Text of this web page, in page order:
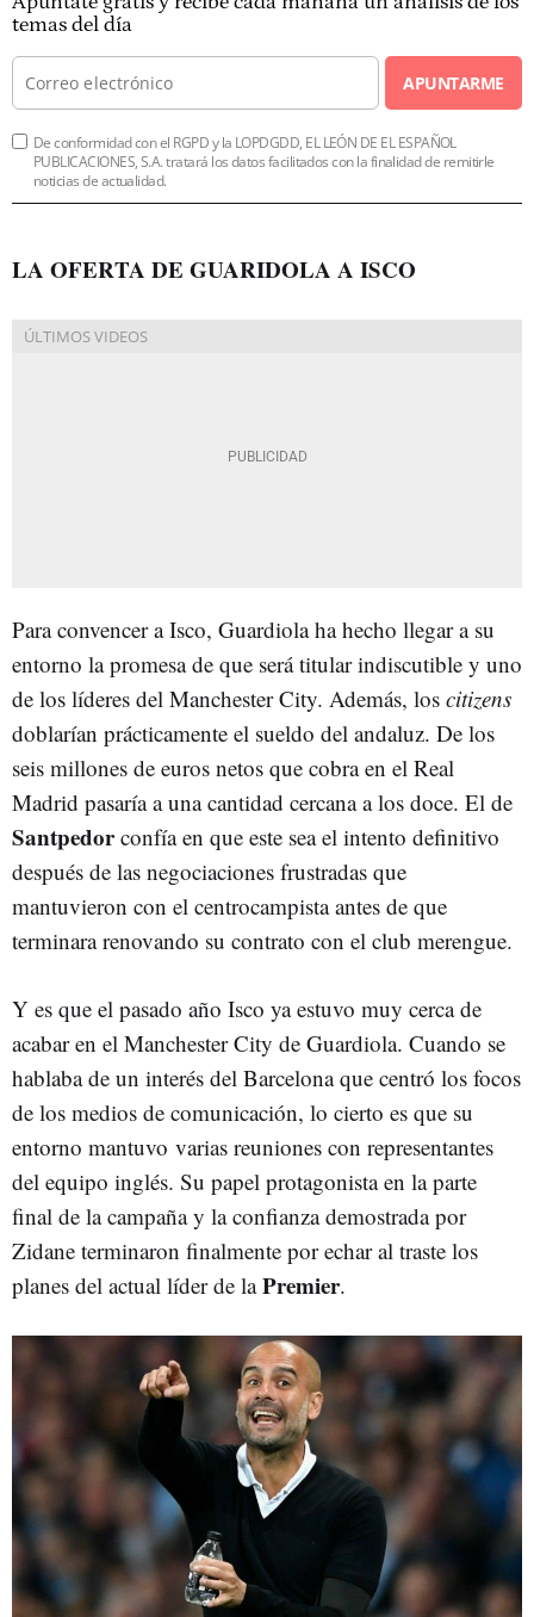
temas del día
APUNTARME
De conformidad con el RGPD y la LOPDGDD, EL LEÓN DE EL ESPAÑOL
PUBLICACIONES, S.A. tratará los datos facilitados con la finalidad de remitirle
noticias de actualidad.
LA OFERTA DE GUARIDOLA A ISCO
Para convencer a Isco, Guardiola ha hecho llegar a su
entorno la promesa de que será titular indiscutible y uno
de los líderes del Manchester City. Además, los citizens
doblarían prácticamente el sueldo del andaluz. De los
seis millones de euros netos que cobra en el Real
Madrid pasaría a una cantidad cercana a los doce. El de
Santpedorconfía en que este sea el intento definitivo
después de las negociaciones frustradas que
mantuvieron con el centrocampista antes de que
terminara renovando su contrato con el club merengue.
Y es que el pasado año Isco ya estuvo muy cerca de
acabar en el Manchester City de Guardiola. Cuando se
hablaba de un interés del Barcelona que centró los focos
de los medios de comunicación, lo cierto es que su
entorno mantuvo varias reuniones con representantes
del equipo inglés. Su papel protagonista en la parte
final de la campaña y la confianza demostrada por
Zidane terminaron finalmente por echar al traste los
planes del actual líder de laPremier.